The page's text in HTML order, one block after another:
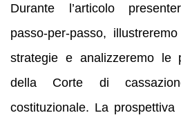
Durante l’articolo
passo‑per‑passo,
strategie e analizzeremo le
della Corte di
costituzionale. La